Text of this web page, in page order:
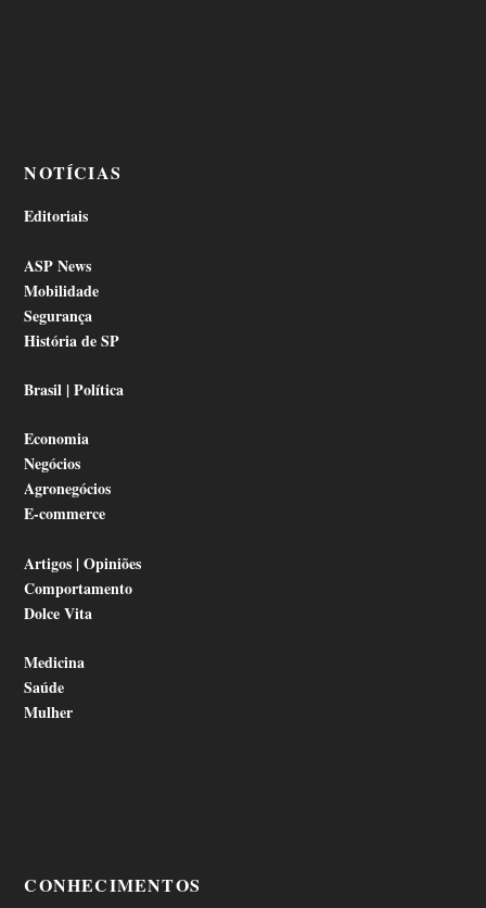
NOTÍCIAS
Editoriais
ASP News
Mobilidade
Segurança
História de SP
Brasil | Política
Economia
Negócios
Agronegócios
E-commerce
Artigos | Opiniões
Comportamento
Dolce Vita
Medicina
Saúde
Mulher
CONHECIMENTOS